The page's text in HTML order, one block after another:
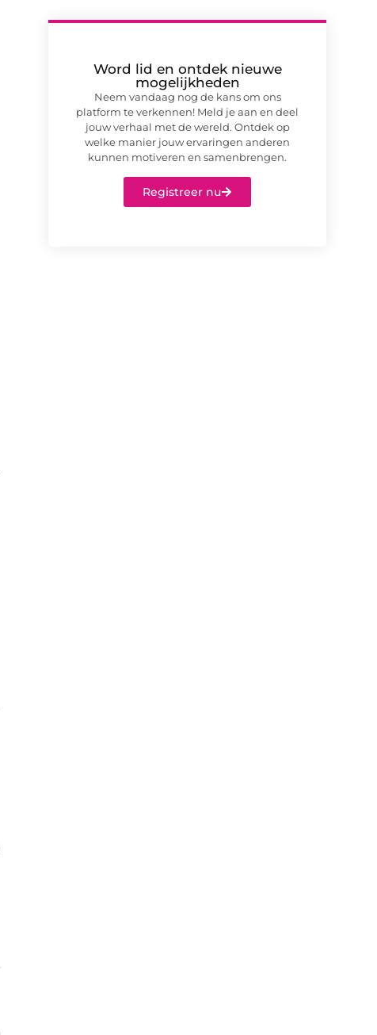
Word lid en ontdek nieuwe
mogelijkheden
Neem vandaag nog de kans om ons
platform te verkennen! Meld je aan en deel
jouw verhaal met de wereld. Ontdek op
welke manier jouw ervaringen anderen
kunnen motiveren en samenbrengen.
Registreer nu